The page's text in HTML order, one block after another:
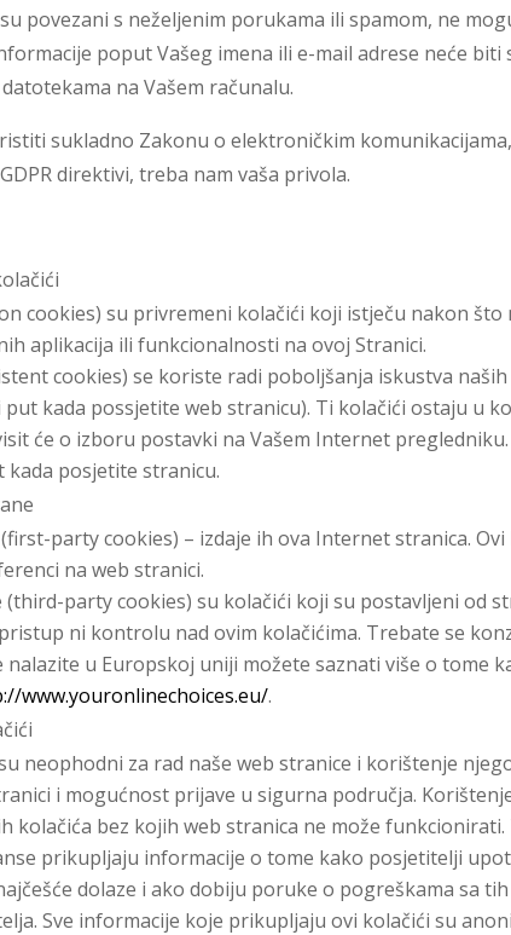
povezani s neželjenim porukama ili spamom, ne
poput Vašeg imena ili e-mail adrese neće
na Vašem računalu.
sukladno Zakonu o elektroničkim
direktivi, treba nam vaša privola.
cookies) su privremeni kolačići koji istječu nakon
aplikacija ili funkcionalnosti na ovoj Stranici.
cookies) se koriste radi poboljšanja iskustva
kada possjetite web stranicu). Ti kolačići ostaju u
će o izboru postavki na Vašem Internet
kada posjetite stranicu.
party cookies) – izdaje ih ova Internet stranica.
na web stranici.
(third-party cookies) su kolačići koji su postavljeni od
ni kontrolu nad ovim kolačićima. Trebate se
nalazite u Europskoj uniji možete saznati više o tome
www.youronlinechoices.eu/.
neophodni za rad naše web stranice i korištenje
i mogućnost prijave u sigurna područja.
kolačića bez kojih web stranica ne može funkcionirati.
prikupljaju informacije o tome kako posjetitelji
dolaze i ako dobiju poruke o pogreškama sa
Sve informacije koje prikupljaju ovi kolačići su